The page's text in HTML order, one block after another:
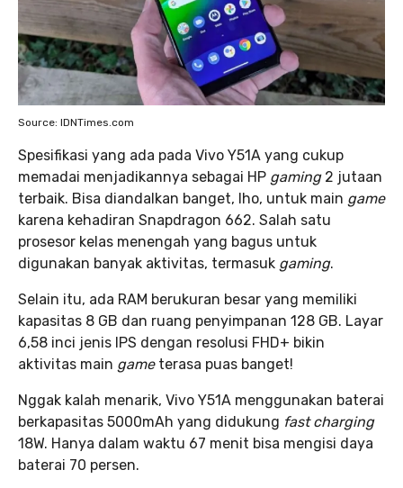
Source: IDNTimes.com
Spesifikasi yang ada pada Vivo Y51A yang cukup
memadai menjadikannya sebagai HP gaming 2 jutaan
terbaik. Bisa diandalkan banget, lho, untuk main game
karena kehadiran Snapdragon 662. Salah satu
prosesor kelas menengah yang bagus untuk
digunakan banyak aktivitas, termasuk gaming.
Selain itu, ada RAM berukuran besar yang memiliki
kapasitas 8 GB dan ruang penyimpanan 128 GB. Layar
6,58 inci jenis IPS dengan resolusi FHD+ bikin
aktivitas main game terasa puas banget!
Nggak kalah menarik, Vivo Y51A menggunakan baterai
berkapasitas 5000mAh yang didukung fast charging
18W. Hanya dalam waktu 67 menit bisa mengisi daya
baterai 70 persen.